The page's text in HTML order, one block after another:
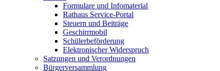
Formulare und Infomaterial
Rathaus Service-Portal
Steuern und Beiträge
Geschirrmobil
Schülerbeförderung
Elektronischer Widerspruch
Satzungen und Verordnungen
Bürgerversammlung